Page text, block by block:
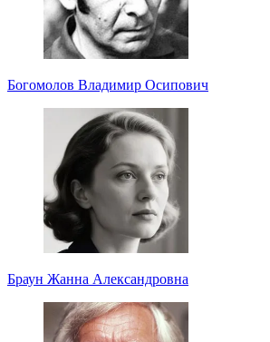
Богомолов Владимир Осипович
Браун Жанна Александровна